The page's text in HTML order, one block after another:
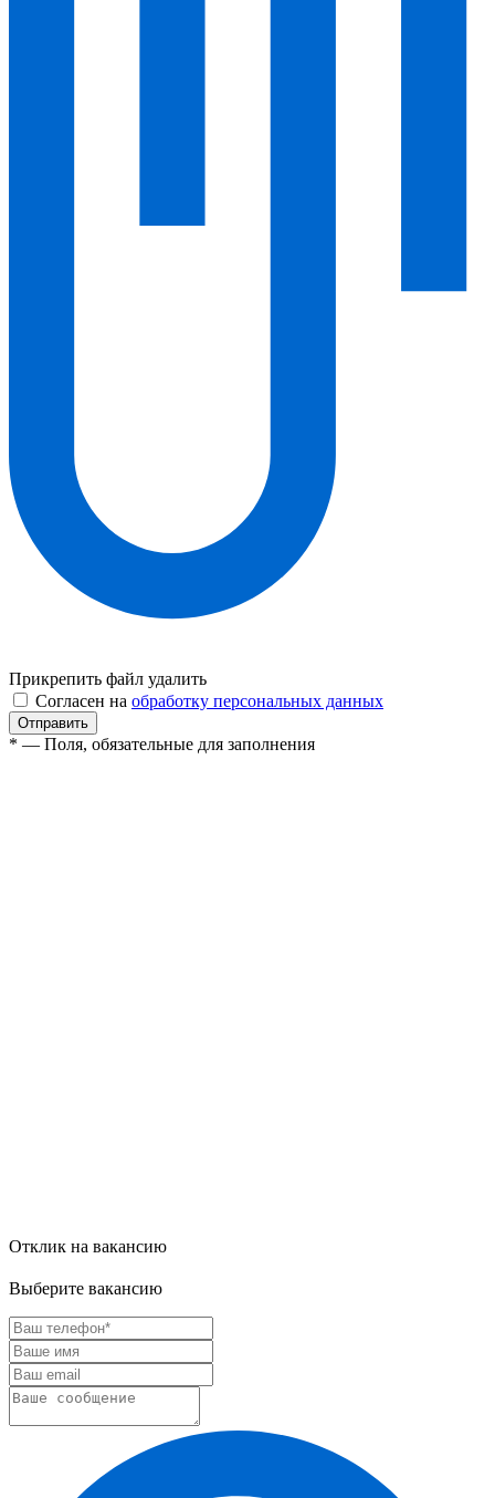
Прикрепить файл удалить
Согласен на обработку персональных данных
* — Поля, обязательные для заполнения
Отклик на вакансию
Выберите вакансию